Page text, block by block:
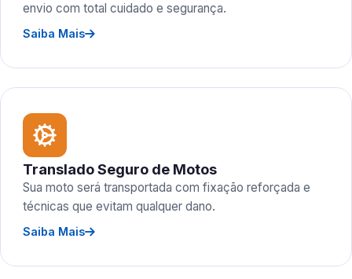
envio com total cuidado e segurança.
Saiba Mais
Translado Seguro de Motos
Sua moto será transportada com fixação reforçada e
técnicas que evitam qualquer dano.
Saiba Mais